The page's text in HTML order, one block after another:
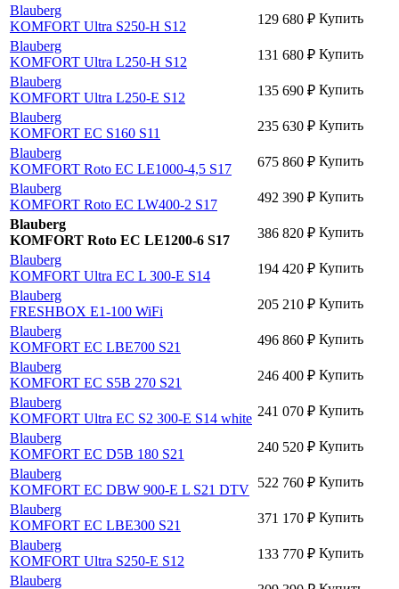
Blauberg
KOMFORT Ultra S250-H S12
129 680 ₽ Купить
Blauberg
KOMFORT Ultra L250-H S12
131 680 ₽ Купить
Blauberg
KOMFORT Ultra L250-E S12
135 690 ₽ Купить
Blauberg
KOMFORT EC S160 S11
235 630 ₽ Купить
Blauberg
KOMFORT Roto EC LE1000-4,5 S17
675 860 ₽ Купить
Blauberg
KOMFORT Roto EC LW400-2 S17
492 390 ₽ Купить
Blauberg
KOMFORT Roto EC LE1200-6 S17
386 820 ₽ Купить
Blauberg
KOMFORT Ultra EC L 300-E S14
194 420 ₽ Купить
Blauberg
FRESHBOX E1-100 WiFi
205 210 ₽ Купить
Blauberg
KOMFORT EC LBE700 S21
496 860 ₽ Купить
Blauberg
KOMFORT EC S5B 270 S21
246 400 ₽ Купить
Blauberg
KOMFORT Ultra EC S2 300-E S14 white 241 070 ₽ Купить
Blauberg
KOMFORT EC D5B 180 S21
240 520 ₽ Купить
Blauberg
KOMFORT EC DBW 900-E L S21 DTV 522 760 ₽ Купить
Blauberg
KOMFORT EC LBE300 S21
371 170 ₽ Купить
Blauberg
KOMFORT Ultra S250-E S12
133 770 ₽ Купить
Blauberg